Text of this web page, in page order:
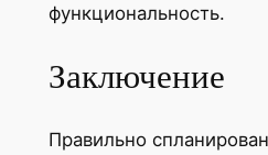
функциональность.
Заключение
Правильно